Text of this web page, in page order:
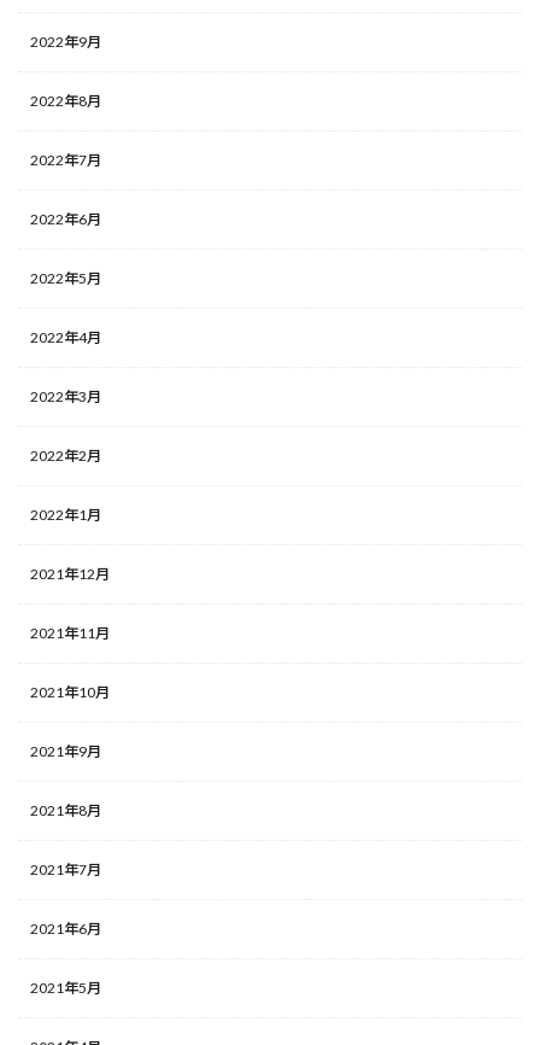
2022年9月
2022年8月
2022年7月
2022年6月
2022年5月
2022年4月
2022年3月
2022年2月
2022年1月
2021年12月
2021年11月
2021年10月
2021年9月
2021年8月
2021年7月
2021年6月
2021年5月